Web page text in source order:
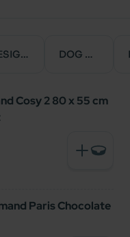
DESIGNED BY LOTTE DOG GONE SMART
Cosy 2 80 x 55 cm
Paris Chocolate